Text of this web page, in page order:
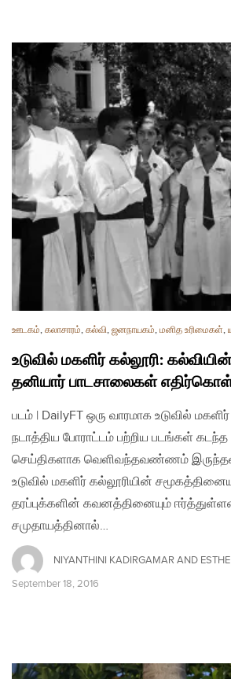
ஊடகம், கலாசாரம், கல்வி, ஜனநாயகம், மனித உரிமைகள்,
உடுவில் மகளிர் கல்லூரி:
தனியார் பாடசாலைகள்
படம் | DailyFT ஒரு வாரமாக உடுவில்
நடாத்திய போராட்டம் பற்றிய படங்கள் கடந்த
செய்திகளாக வெளிவந்தவண்ணம்
உடுவில் மகளிர் கல்லூரியின்
தரப்புக்களின் கவனத்தினையும்
சமுதாயத்தினால்…
NIYANTHINI KADIRGAMAR AND
September 18, 2016